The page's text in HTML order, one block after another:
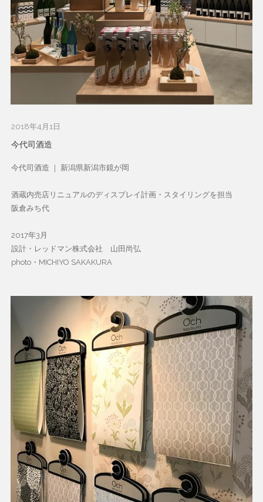
2018年4月1日
今代司酒造
今代司酒造 ｜ 新潟県新潟市鏡が岡
酒蔵内売店リニュアルのディスプレイ計画・スタイリングを担当
阪倉みち代
2017年3月
設計・レッドマン株式会社 山田尚弘
photo・MICHIYO SAKAKURA